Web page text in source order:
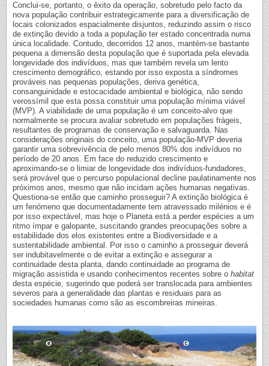
Conclui-se, portanto, o êxito da operação, sobretudo pelo facto da
nova população contribuir estrategicamente para a diversificação de
locais colonizados espacialmente disjuntos, reduzindo assim o risco
de extinção devido a toda a população ter estado concentrada numa
única localidade. Contudo, decorridos 12 anos, mantém-se bastante
pequena a dimensão desta população que é suportada pela elevada
longevidade dos indivíduos, mas que também revela um lento
crescimento demográfico, estando por isso exposta a síndromes
prováveis nas pequenas populações, deriva genética,
consanguinidade e estocacidade ambiental e biológica, não sendo
verossímil que esta possa constituir uma população mínima viável
(MVP). A viabilidade de uma população é um conceito-alvo que
normalmente se procura avaliar sobretudo em populações frágeis,
resultantes de programas de conservação e salvaguarda. Nas
considerações originais do conceito, uma população-MVP deveria
garantir uma sobrevivência de pelo menos 80% dos indivíduos no
período de 20 anos. Em face do reduzido crescimento e
aproximando-se o limiar de longevidade dos indivíduos-fundadores,
será provável que o percurso populacional decline paulatinamente nos
próximos anos, mesmo que não incidam ações humanas negativas.
Questiona-se então que caminho prosseguir? A extinção biológica é
um fenómeno que documentadamente tem atravessado milénios e é
por isso expectável, mas hoje o Planeta está a perder espécies a um
ritmo ímpar e galopante, suscitando grandes preocupações sobre a
estabilidade dos elos existentes entre a Biodiversidade e a
sustentabilidade ambiental. Por isso o caminho a prosseguir deverá
ser indubitavelmente o de evitar a extinção e assegurar a
continuidade desta planta, dando continuidade ao programa de
migração assistida e usando conhecimentos recentes sobre o habitat
desta espécie, sugerindo que poderá ser translocada para ambientes
severos para a generalidade das plantas e residuais para as
sociedades humanas como são as escombreiras mineiras.